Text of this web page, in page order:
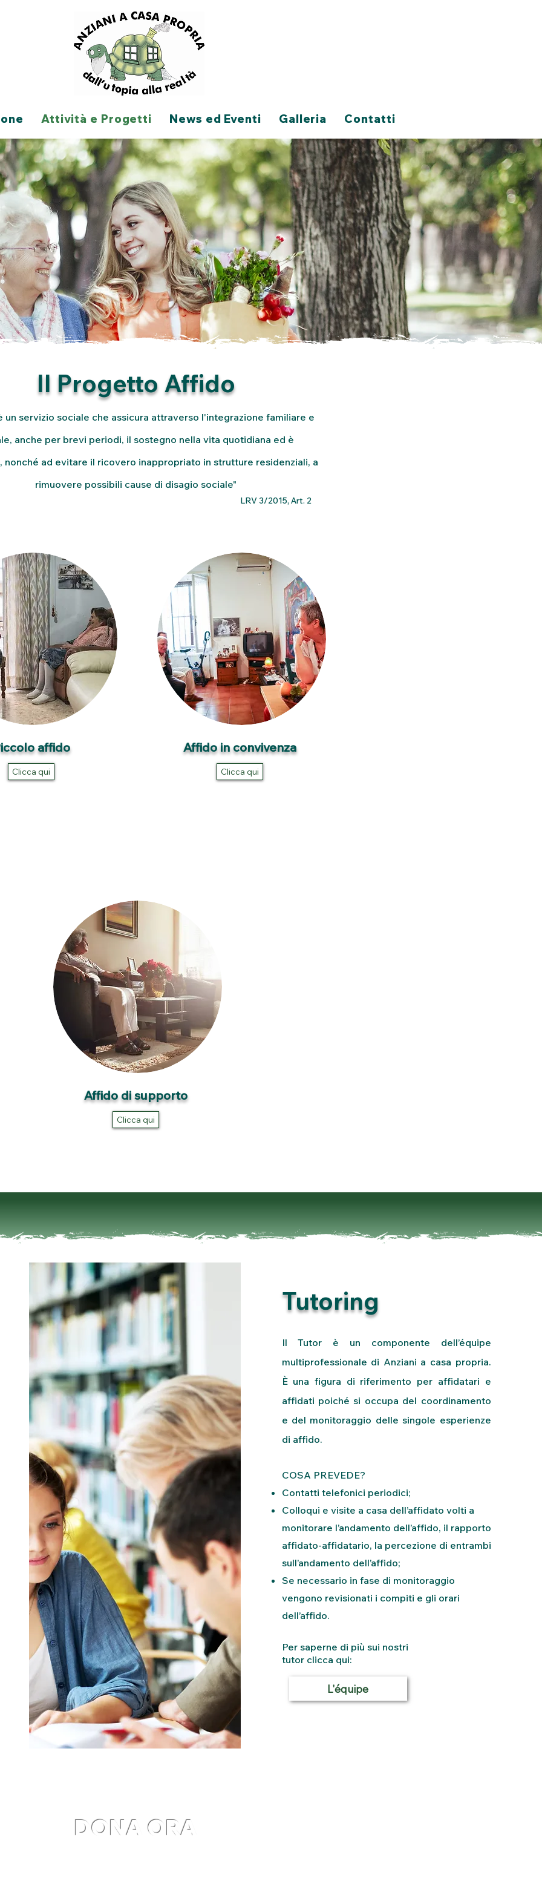
Attività e Progetti News ed Eventi Galleria Contatti
Il Progetto Affido
un servizio sociale che assicura attraverso l'integrazione familiare e
anche per brevi periodi, il sostegno nella vita quotidiana ed è
nonché ad evitare il ricovero inappropriato in strutture residenziali, a
rimuovere possibili cause di disagio sociale"
LRV 3/2015, Art. 2
affido
Clicca qui
Affido in convivenza
Clicca qui
Affido di supporto
Clicca qui
Tutoring
Il Tutor è un componente dell’équipe
multiprofessionale di Anziani a casa propria.
È una figura di riferimento per affidatari e
affidati poiché si occupa del coordinamento
e del monitoraggio delle singole esperienze
di affido.
COSA PREVEDE?
Contatti telefonici periodici;
Colloqui e visite a casa dell’affidato volti a
monitorare l’andamento dell’affido, il rapporto
affidato-affidatario, la percezione di entrambi
sull’andamento dell’affido;
Se necessario in fase di monitoraggio
vengono revisionati i compiti e gli orari
dell’affido.
Per saperne di più sui nostri
tutor clicca qui:
L'équipe
DONA ORA